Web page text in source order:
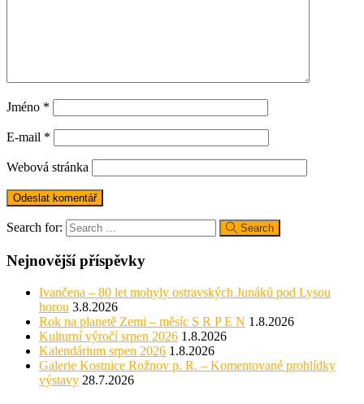
Jméno *
E-mail *
Webová stránka
Search for: Search
Nejnovější příspěvky
Ivančena – 80 let mohyly ostravských Junáků pod Lysou
horou 3.8.2026
Rok na planetě Zemi – měsíc S R P E N 1.8.2026
Kulturní výročí srpen 2026 1.8.2026
Kalendárium srpen 2026 1.8.2026
Galerie Kostnice Rožnov p. R. – Komentované prohlídky
výstavy 28.7.2026